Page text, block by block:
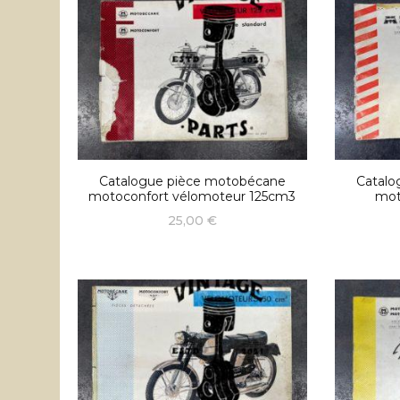
Catalogue pièce motobécane
motoconfort vélomoteur 125cm3
25,00 €